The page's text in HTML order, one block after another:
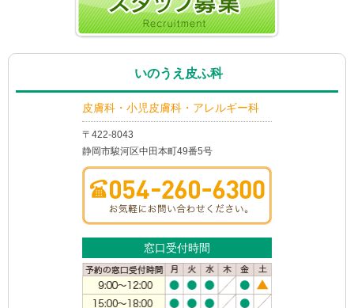
いのうえ皮ふ科
皮膚科・小児皮膚科・アレルギー科
〒422-8043
静岡市駿河区中田本町49番5号
窓口受付時間